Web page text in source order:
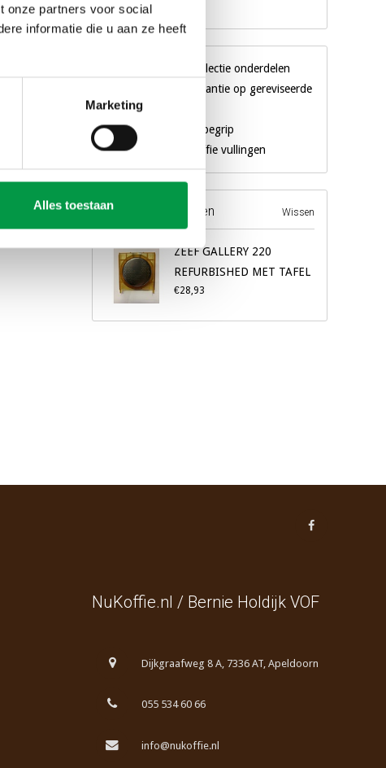
onze partners voor social
informatie die u aan ze heeft
Marketing
Alles toestaan
Gigantische collectie onderdelen
3 maanden garantie op gereviseerde
machines
Al 18 jaar een begrip
Eigen merk koffie vullingen
Recente producten Wissen
ZEEF GALLERY 220
REFURBISHED MET TAFEL
€28,93
NuKoffie.nl / Bernie Holdijk VOF
Dijkgraafweg 8 A, 7336 AT, Apeldoorn
055 534 60 66
info@nukoffie.nl